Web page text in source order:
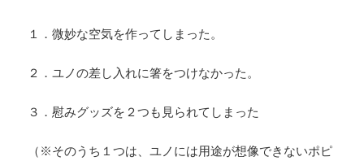
１．微妙な空気を作ってしまった。
２．ユノの差し入れに箸をつけなかった。
３．慰みグッズを２つも見られてしまった
（※そのうち１つは、ユノには用途が想像できないポピ